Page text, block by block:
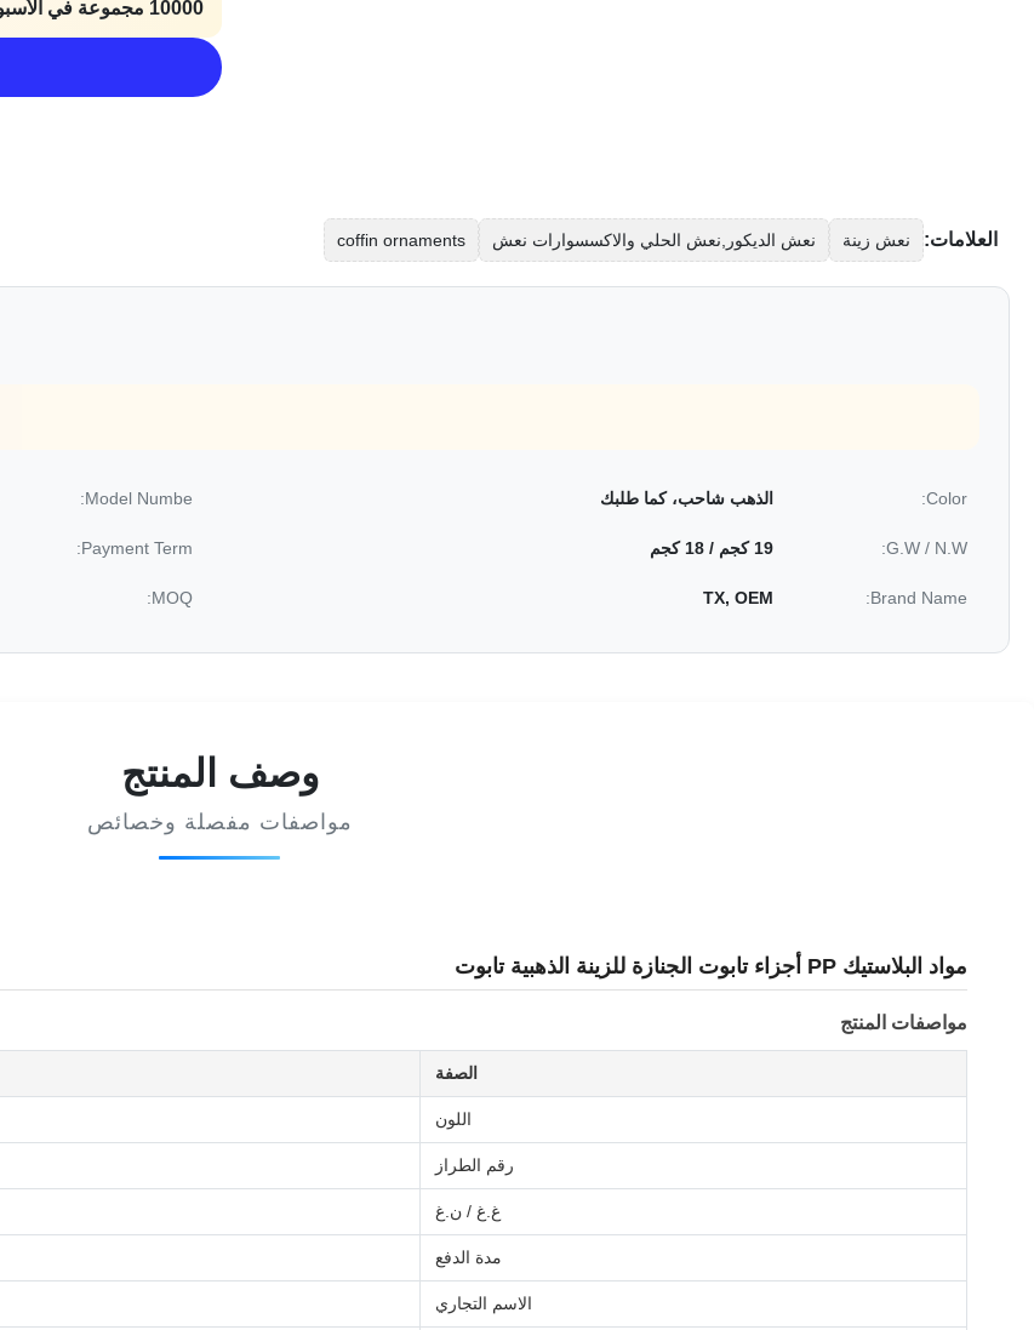
10000 مجموعة في الأسبوع
العلامات: نعش زينة نعش الديكور,نعش الحلي والاكسسوارات نعش coffin ornaments
Color: الذهب شاحب، كما طلبك Model Numbe:
G.W / N.W: 19 كجم / 18 كجم Payment Term:
Brand Name:
TX, OEM
MOQ:
وصف المنتج
مواصفات مفصلة وخصائص
مواد البلاستيك PP أجزاء تابوت الجنازة للزينة الذهبية تابوت
مواصفات المنتج
الصفة
اللون
رقم الطراز
غ.غ / ن.غ
مدة الدفع
الاسم التجاري